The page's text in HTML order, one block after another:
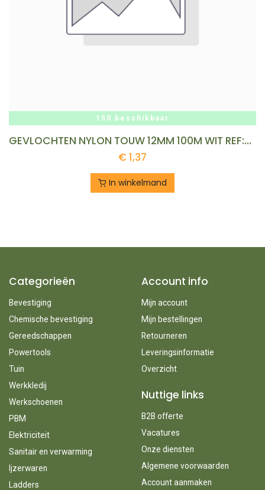
150 beschikbaar
GEVLOCHTEN NYLON TOUW 12MM 100M WIT REF:NT 12-100 LEDENT
€1,37
In winkelmand
Categorieën
Bevestiging
Chemische bevestiging
Gereedschappen
Powertools
Tuin
Werkkledij
Werkschoenen
PBM
Elektriciteit
Sanitair en verwarming
Ijzerwaren
Ladders
Account info
Mijn account
Mijn bestellingen
Retourneren
Leveringsinformatie
Overzicht
Nuttige links
B2B offerte
Vacatures
Onze diensten
Algemene voorwaarden
Account aanmaken